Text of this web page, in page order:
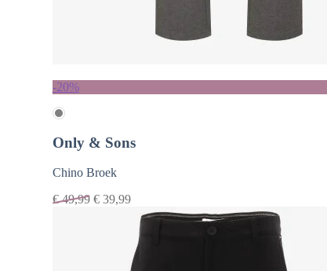
-20%
Only & Sons
Chino Broek
€49,99 €39,99